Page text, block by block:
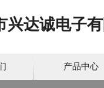
兴达诚电子
产品中心